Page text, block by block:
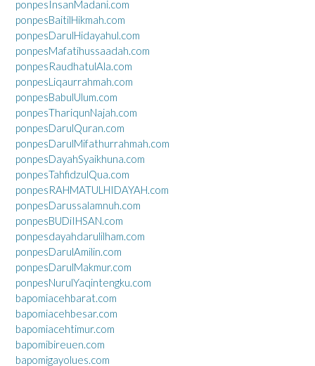
ponpesInsanMadani.com
ponpesBaitilHikmah.com
ponpesDarulHidayahul.com
ponpesMafatihussaadah.com
ponpesRaudhatulAla.com
ponpesLiqaurrahmah.com
ponpesBabulUlum.com
ponpesThariqunNajah.com
ponpesDarulQuran.com
ponpesDarulMifathurrahmah.com
ponpesDayahSyaikhuna.com
ponpesTahfidzulQua.com
ponpesRAHMATULHIDAYAH.com
ponpesDarussalamnuh.com
ponpesBUDiIHSAN.com
ponpesdayahdarulilham.com
ponpesDarulAmilin.com
ponpesDarulMakmur.com
ponpesNurulYaqintengku.com
bapomiacehbarat.com
bapomiacehbesar.com
bapomiacehtimur.com
bapomibireuen.com
bapomigayolues.com